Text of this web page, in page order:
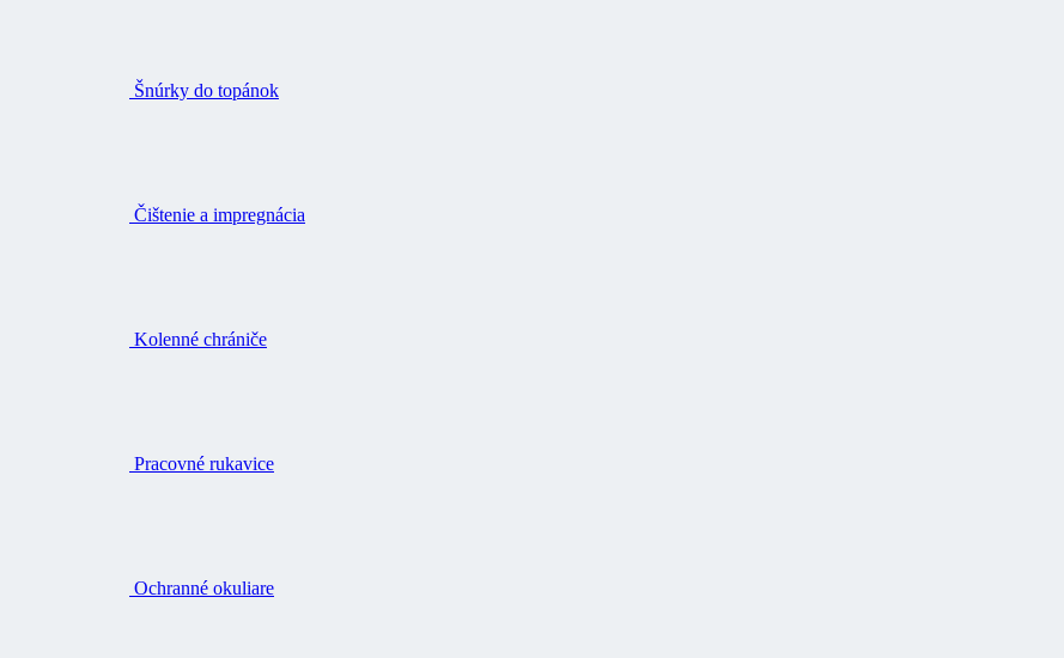
Šnúrky do topánok
Čištenie a impregnácia
Kolenné chrániče
Pracovné rukavice
Ochranné okuliare